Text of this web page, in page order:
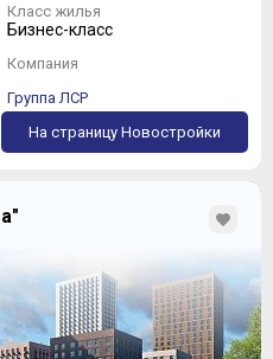
Класс жилья
Бизнес-класс
Компания
Группа ЛСР
На страницу Новостройки